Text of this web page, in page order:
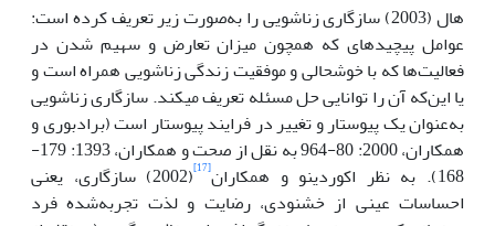
هال (2003) سازگاری زناشویی را به‌صورت زیر تعریف کرده است:
عوامل پیچیده­ای که همچون میزان تعارض و سهیم شدن در
فعالیت‌ها که با خوشحالی و موفقیت زندگی زناشویی همراه است و
یا این‌که آن را توانایی حل مسئله تعریف می­کند. سازگاری زناشویی
به‌عنوان یک پیوستار و تغییر در فرایند پیوستار است (برادبوری و
همکاران، 2000: 80-964 به نقل از صحت و همکاران، 1393: 179-
168). به نظر اکوردینو و همکاران
[17]
(2002) سازگاری، یعنی
احساسات عینی از خشنودی، رضایت و لذت تجربه‌شده فرد